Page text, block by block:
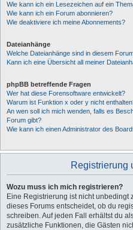
Wie kann ich ein Lesezeichen auf ein
Wie kann ich ein Forum abonnieren?
Wie deaktiviere ich meine Abonnements?
Dateianhänge
Welche Dateianhänge sind in diesem
Kann ich eine Übersicht all meiner
phpBB betreffende Fragen
Wer hat diese Forensoftware entwickelt?
Warum ist Funktion x oder y nicht
An wen soll ich mich wenden, falls es
Forum gibt?
Wie kann ich einen Administrator des
Registrierung
Wozu muss ich mich registrieren?
Eine Registrierung ist nicht
dieses Forums entscheidet, ob du
schreiben. Auf jeden Fall erhältst du
zusätzliche Funktionen, die Gästen